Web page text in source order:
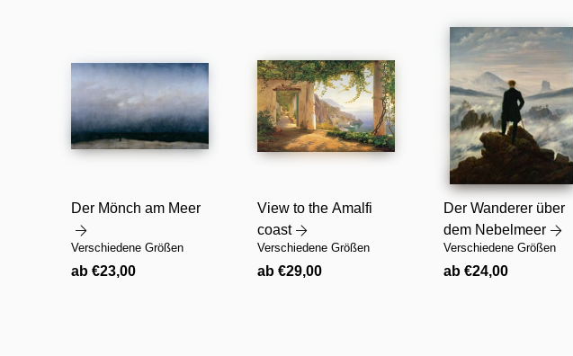
Der Mönch am Meer
Verschiedene Größen
Normaler
ab €23,00
View to the Amalfi
coast
Verschiedene Größen
Normaler
ab €29,00
Der Wanderer über
dem Nebelmeer
Verschiedene Größen
Normaler
ab €24,00